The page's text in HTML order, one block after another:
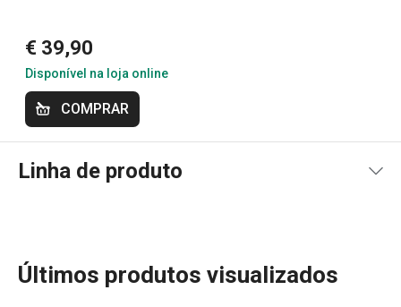
€ 39,90
Disponível na loja online
COMPRAR
Linha de produto
Últimos produtos visualizados